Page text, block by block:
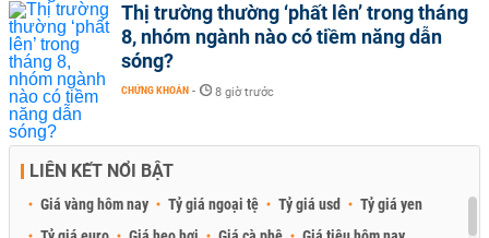
Thị trường thường ‘phất lên’ trong tháng
8, nhóm ngành nào có tiềm năng dẫn
sóng?
CHỨNG KHOÁN - 8 giờ trước
LIÊN KẾT NỔI BẬT
Giá vàng hôm nay Tỷ giá ngoại tệ Tỷ giá usd
Tỷ giá yen